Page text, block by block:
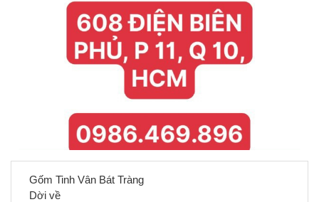
Gốm Tinh Vân Bát Tràng
Dời về